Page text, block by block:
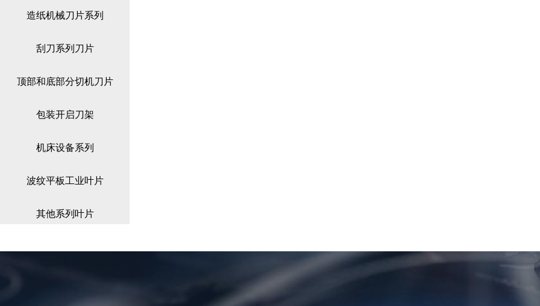
造纸机械刀片系列
刮刀系列刀片
顶部和底部分切机刀片
包装开启刀架
机床设备系列
波纹平板工业叶片
其他系列叶片